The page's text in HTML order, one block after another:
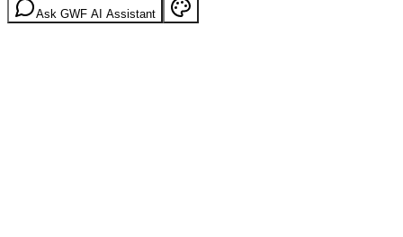
Ask GWF AI Assistant